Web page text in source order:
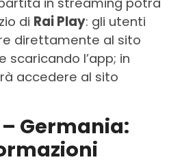
di Rai Play: gli utenti
direttamente al sito
l’app; in
accedere al sito
Germania: